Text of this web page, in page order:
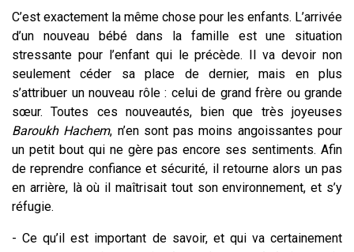
C’est exactement la même chose pour les enfants. L’arrivée
d’un nouveau bébé dans la famille est une situation
stressante pour l’enfant qui le précède. Il va devoir non
seulement céder sa place de dernier, mais en plus
s’attribuer un nouveau rôle : celui de grand frère ou grande
sœur. Toutes ces nouveautés, bien que très joyeuses
Baroukh Hachem, n’en sont pas moins angoissantes pour
un petit bout qui ne gère pas encore ses sentiments. Afin
de reprendre confiance et sécurité, il retourne alors un pas
en arrière, là où il maîtrisait tout son environnement, et s’y
réfugie.
- Ce qu’il est important de savoir, et qui va certainement